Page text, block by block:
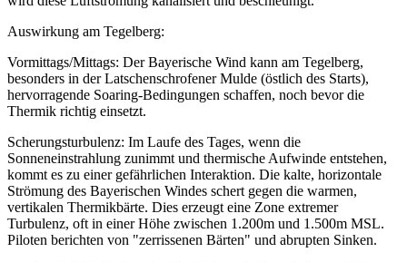
Auswirkung am Tegelberg:
Vormittags/Mittags: Der Bayerische Wind kann am Tegelberg,
besonders in der Latschenschrofener Mulde (östlich des Starts),
hervorragende Soaring-Bedingungen schaffen, noch bevor die
Thermik richtig einsetzt.
Scherungsturbulenz: Im Laufe des Tages, wenn die
Sonneneinstrahlung zunimmt und thermische Aufwinde entstehen,
kommt es zu einer gefährlichen Interaktion. Die kalte, horizontale
Strömung des Bayerischen Windes schert gegen die warmen,
vertikalen Thermikbärte. Dies erzeugt eine Zone extremer
Turbulenz, oft in einer Höhe zwischen 1.200m und 1.500m MSL.
Piloten berichten von "zerrissenen Bärten" und abrupten Sinken.